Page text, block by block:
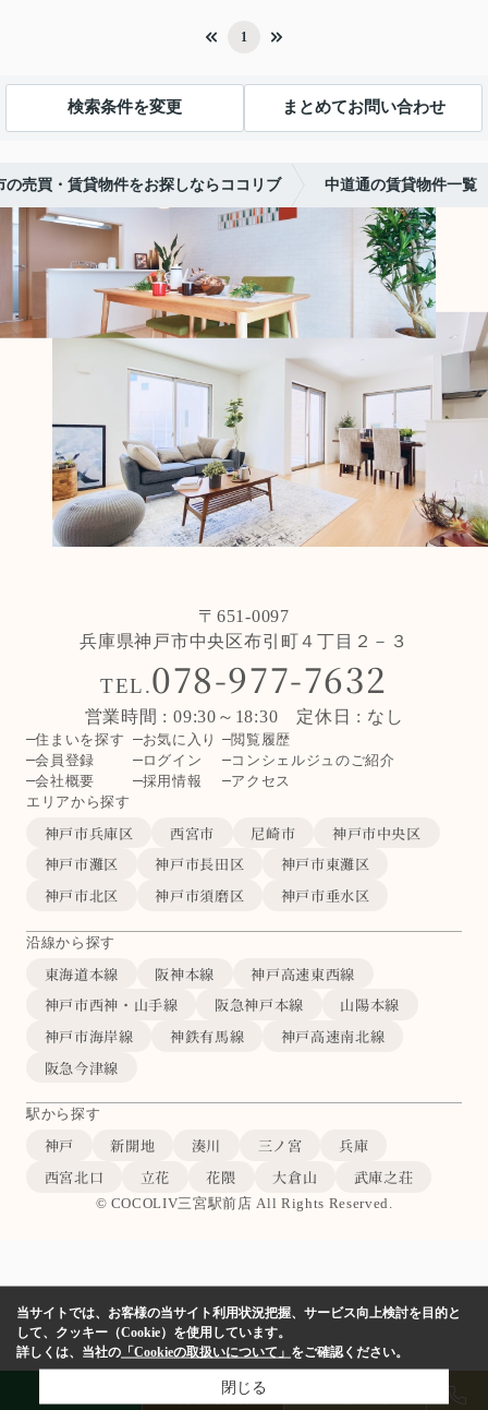
物件検索
1
検索条件を変更 まとめてお問い合わせ
の売買・賃貸物件をお探しならココリブ 中道通の賃貸物件一覧
〒651-0097
兵庫県神戸市中央区布引町４丁目２－３
TEL.078-977-7632
営業時間 : 09:30～18:30 定休日 : なし
住まいを探す お気に入り
閲覧履歴
会員登録
ログイン
コンシェルジュのご紹介
会社概要
採用情報
アクセス
エリアから探す
神戸市兵庫区 西宮市 尼崎市
神戸市中央区
神戸市灘区
神戸市長田区
神戸市東灘区
神戸市北区
神戸市須磨区 神戸市垂水区
沿線から探す
東海道本線 阪神本線
神戸高速東西線
神戸市西神・山手線
阪急神戸本線
山陽本線
神戸市海岸線
神鉄有馬線
神戸高速南北線
阪急今津線
駅から探す
神戸 新開地 湊川 三ノ宮
兵庫
西宮北口
立花 花隈 大倉山 武庫之荘
© COCOLIV三宮駅前店 All Rights Reserved.
当サイトでは、お客様の当サイト利用状況把握、サービス向上検討を目的と
して、クッキー（Cookie）を使用しています。
詳しくは、当社の 「Cookieの取扱いについて」 をご確認ください。
閉じる